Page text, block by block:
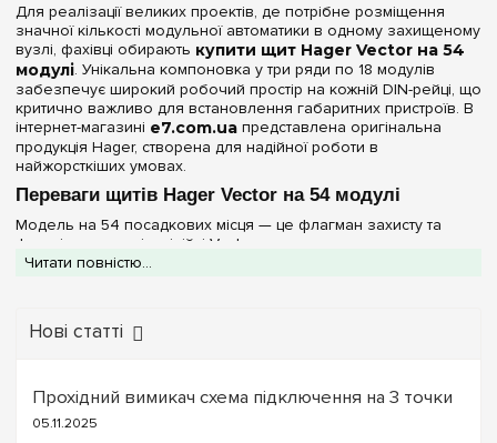
Сірий(1)
Ступінь захисту IP
IP65(1)
Двері
Прозора(1)
Ширина, мм
Для реалізації великих проектів, де потрібне розміщення
значної кількості модульної автоматики в одному захищеному
вузлі, фахівці обирають купити щит Hager Vector на 54
модулі. Унікальна компоновка у три ряди по 18 модулів
забезпечує широкий робочий простір на кожній DIN-рейці, що
критично важливо для встановлення габаритних пристроїв. В
інтернет-магазині e7.com.ua представлена оригінальна
продукція Hager, створена для надійної роботи в
найжорсткіших умовах.
Переваги щитів Hager Vector на 54 модулі
Модель на 54 посадкових місця — це флагман захисту та
функціональності у лінійці Vector:
Герметичність промислового рівня IP65:
автомийок, підземних паркінгів та вуличних систем
комплекті дозволяє швидко та безпечно виконати
розводку заземлення та нейтралі для всіх трьох рядів
обладнання.
Читати повністю...
Нові статті
Прохідний вимикач схема підключення на 3 точки
05.11.2025